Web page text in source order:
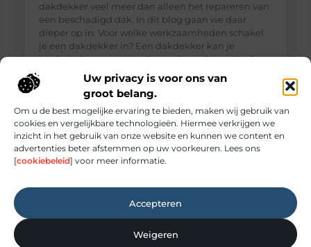
Uw privacy is voor ons van
groot belang.
Om u de best mogelijke ervaring te bieden, maken wij gebruik van
cookies en vergelijkbare technologieën. Hiermee verkrijgen we
inzicht in het gebruik van onze website en kunnen we content en
advertenties beter afstemmen op uw voorkeuren. Lees ons
[cookiebeleid] voor meer informatie.
Accepteren
Weigeren
dakdekker veel meer dan alleen het repareren van
een beschadigd dak. In dit blog gaan we daar
dieper op in. Voor welke werkzaamheden schakel
je een dakdekker in? Een dakdekker kan je
inschakelen voor uiteenlopende werkzaamheden,
zoals: · Het opsporen en repareren